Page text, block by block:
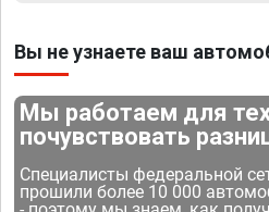
Вы не узнаете ваш
Мы работаем для
почувствовать
Специалисты федеральной
прошили более 10 000